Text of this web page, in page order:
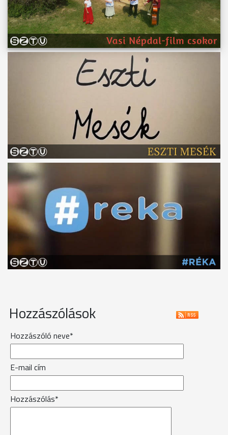
Hozzászólások
Hozzászóló neve*
E-mail cím
Hozzászólás*